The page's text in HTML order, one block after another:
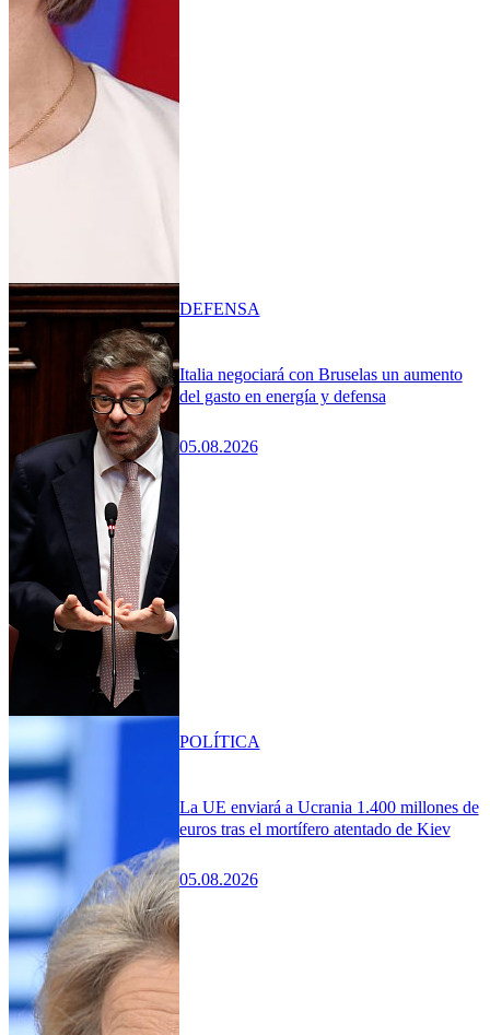
Italia negociará con Bruselas un aumento
del gasto en energía y defensa
05.08.2026
DEFENSA
La UE enviará a Ucrania 1.400 millones de
euros tras el mortífero atentado de Kiev
05.08.2026
POLÍTICA